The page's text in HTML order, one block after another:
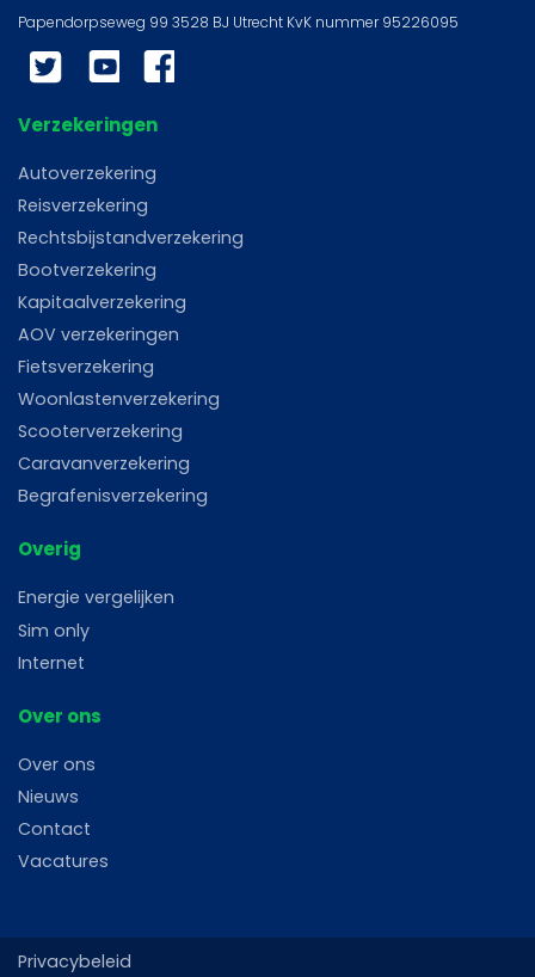
Twitter YouTube
Verzekeringen
Autoverzekering
Reisverzekering
Rechtsbijstandverzekering
Bootverzekering
Kapitaalverzekering
AOV verzekeringen
Fietsverzekering
Woonlastenverzekering
Scooterverzekering
Caravanverzekering
Begrafenisverzekering
Overig
Energie vergelijken
Sim only
Internet
Over ons
Over ons
Nieuws
Contact
Vacatures
Privacybeleid